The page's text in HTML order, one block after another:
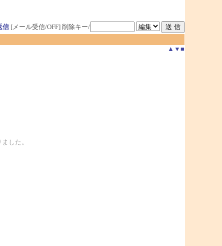
信[メール受信/OFF] 削除キー/
▲ ▼ ■
した。